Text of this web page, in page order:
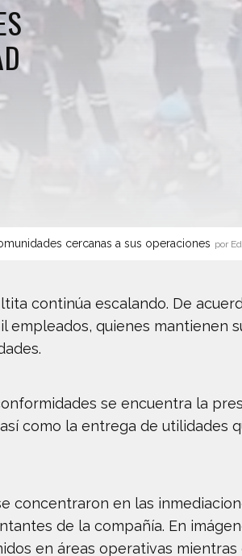
cercanas a sus operaciones por
continúa escalando. De
quienes mantienen
se encuentra la
como la entrega de utilidades
concentraron en las
de la compañía. En
en áreas operativas mientras